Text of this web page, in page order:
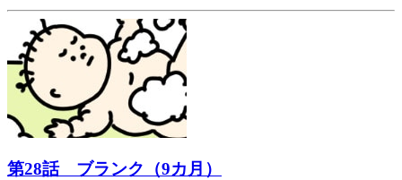
第28話 ブランク（9カ月）